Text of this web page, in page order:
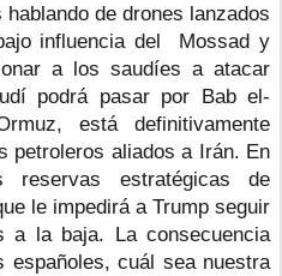
de drones lanzados
influencia del  Mossad y
a los saudíes a atacar
podrá pasar por Bab el-
está definitivamente
petroleros aliados a Irán. En
estratégicas de
le impedirá a Trump seguir
a la baja. La consecuencia
españoles, cuál sea nuestra